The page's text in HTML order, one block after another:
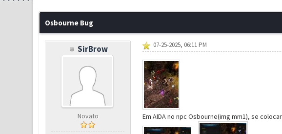
Osbourne Bug
SirBrow
Novato
07-25-2025, 06:11 PM
Em AIDA no npc Osbourne(img mm1), se